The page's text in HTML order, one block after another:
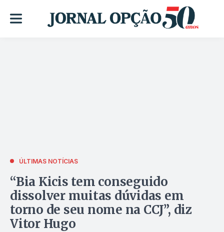
ÚLTIMAS NOTÍCIAS
“Bia Kicis tem conseguido
dissolver muitas dúvidas em
torno de seu nome na CCJ”, diz
Vitor Hugo